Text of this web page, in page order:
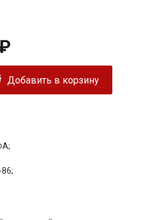
Добавить в корзину